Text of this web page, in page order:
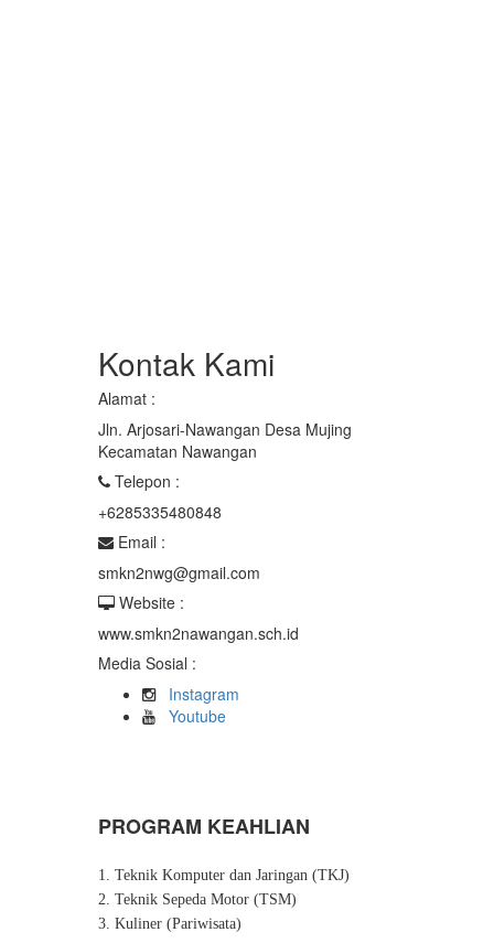
Kontak Kami
Alamat :
Jln. Arjosari-Nawangan Desa Mujing
Kecamatan Nawangan
Telepon :
+6285335480848
Email :
smkn2nwg@gmail.com
Website :
www.smkn2nawangan.sch.id
Media Sosial :
Instagram
Youtube
PROGRAM KEAHLIAN
1. Teknik Komputer dan Jaringan (TKJ)
2. Teknik Sepeda Motor (TSM)
3. Kuliner (Pariwisata)